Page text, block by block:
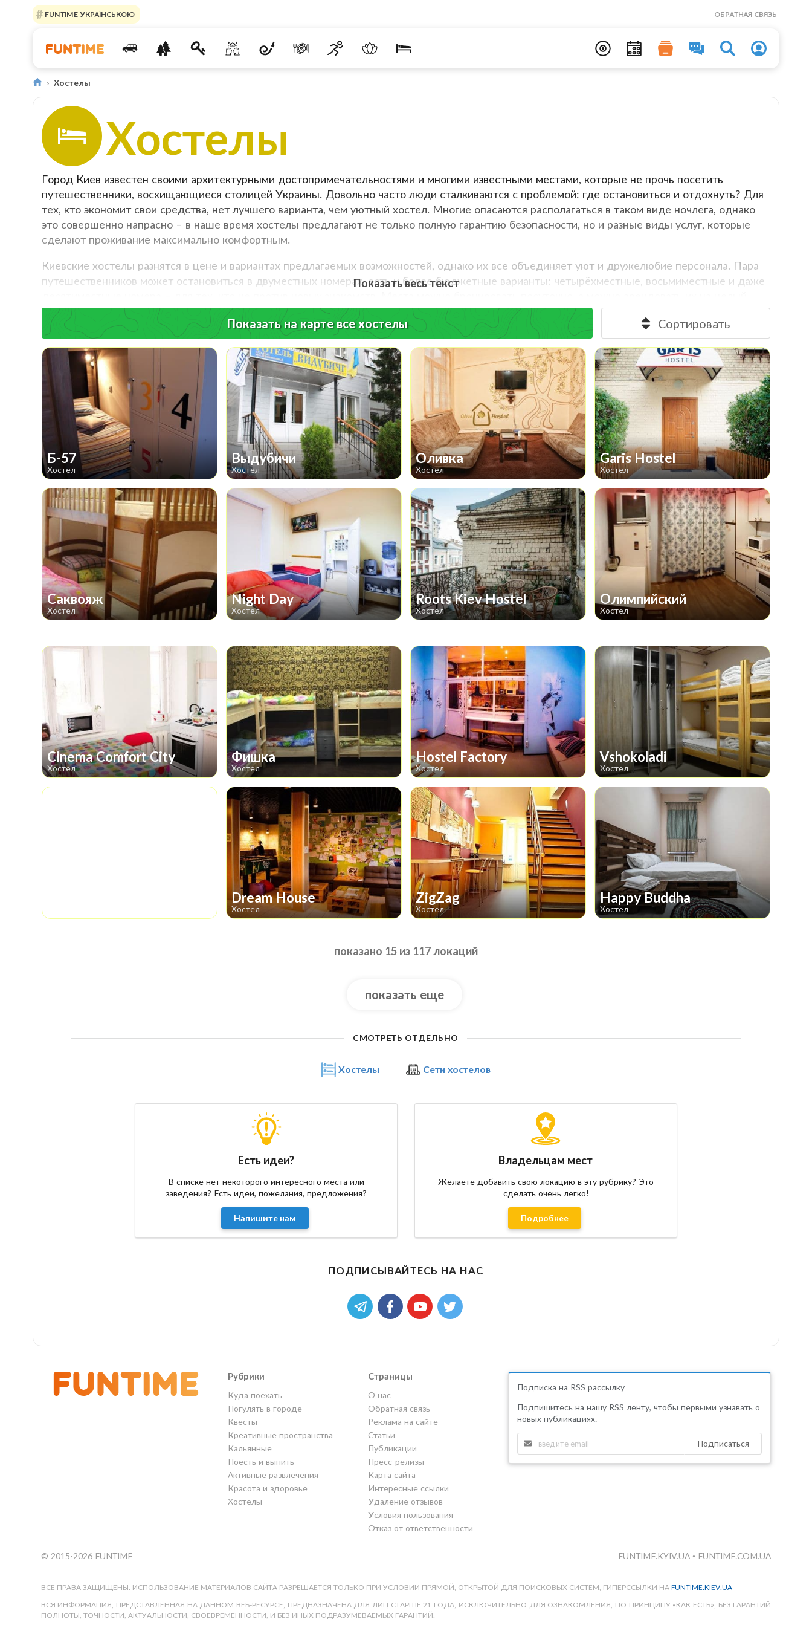
FUNTIME УКРАЇНСЬКОЮ ОБРАТНАЯ СВЯЗЬ
Хостелы
Хостелы
Город Киев известен своими архитектурными достопримечательностями и многими известными местами, которые не прочь посетить
путешественники, восхищающиеся столицей Украины. Довольно часто люди сталкиваются с проблемой: где остановиться и отдохнуть? Для
тех, кто экономит свои средства, нет лучшего варианта, чем уютный хостел. Многие опасаются располагаться в таком виде ночлега, однако
это совершенно напрасно – в наше время хостелы предлагают не только полную гарантию безопасности, но и разные виды услуг, которые
сделают проживание максимально комфортным.
Киевские хостелы разнятся в цене и вариантах предлагаемых возможностей, однако их все объединяет уют и дружелюбие персонала. Пара
путешественников может остановиться в двуместных номерах, есть и более бюджетные варианты: четырёхместные, восьмиместные и даже
месяц. Поскольку хостелов в Киеве довольно много, они располагаются в различных точках города – путник сам может выбрать, какая именно
часть столицы ему интересна, и выбрать хостел в соответствующем месте – чаще всего они располагаются в 15-30 минутах от наиболее
посещаемых мест. Наиболее популярными считаются хостелы, находящиеся в центре Киева. Спектр услуг, предлагаемых хостелами,
впечатляет: бесплатный Wi-Fi, бесплатный паркинг, общие полностью оборудованные кухни, близко расположенные ветки метро, отопление
и горячая вода, стиральная машина и многое другое.
Мы постараемся сделать выбор хостела легким и приятным – ведь место ночлега и отдыха становится частью самого путешествия! Хостел
может находиться в центре города или в более отдаленных уголках столицы – главное, это уют и хорошие условия проживания, которые
сделают любое путешествие незабываемым и полным впечатлений. Итак, в путь!
Показать весь текст
Показать на карте все хостелы Сортировать
Б-57
Хостел
Выдубичи
Хостел
Оливка
Хостел
Garis Hostel
Хостел
Саквояж
Хостел
Night Day
Хостел
Roots Kiev Hostel
Хостел
Олимпийский
Хостел
Cinema Comfort City
Хостел
Фишка
Хостел
Hostel Factory
Хостел
Vshokoladi
Хостел
Dream House
Хостел
ZigZag
Хостел
Happy Buddha
Хостел
показано 15 из 117 локаций
показать еще
СМОТРЕТЬ ОТДЕЛЬНО
Хостелы Сети хостелов
Есть идеи?
В списке нет некоторого интересного места или
заведения? Есть идеи, пожелания, предложения?
Напишите нам
Владельцам мест
Желаете добавить свою локацию в эту рубрику? Это
сделать очень легко!
Подробнее
ПОДПИСЫВАЙТЕСЬ НА НАС
Рубрики
Куда поехать
Погулять в городе
Квесты
Креативные пространства
Кальянные
Поесть и выпить
Активные развлечения
Красота и здоровье
Хостелы
Страницы
О нас
Обратная связь
Реклама на сайте
Статьи
Публикации
Пресс-релизы
Карта сайта
Интересные ссылки
Удаление отзывов
Условия пользования
Отказ от ответственности
Подписка на RSS рассылку
Подпишитесь на нашу RSS ленту, чтобы первыми узнавать о
новых публикациях.
Подписаться
© 2015-2026 FUNTIME FUNTIME.KYIV.UA • FUNTIME.COM.UA
ВСЕ ПРАВА ЗАЩИЩЕНЫ. ИСПОЛЬЗОВАНИЕ МАТЕРИАЛОВ САЙТА РАЗРЕШАЕТСЯ ТОЛЬКО ПРИ УСЛОВИИ ПРЯМОЙ, ОТКРЫТОЙ ДЛЯ ПОИСКОВЫХ СИСТЕМ, ГИПЕРССЫЛКИ НА FUNTIME.KIEV.UA
ВСЯ ИНФОРМАЦИЯ, ПРЕДСТАВЛЕННАЯ НА ДАННОМ ВЕБ-РЕСУРСЕ, ПРЕДНАЗНАЧЕНА ДЛЯ ЛИЦ СТАРШЕ 21 ГОДА, ИСКЛЮЧИТЕЛЬНО ДЛЯ ОЗНАКОМЛЕНИЯ, ПО ПРИНЦИПУ «КАК ЕСТЬ», БЕЗ ГАРАНТИЙ
ПОЛНОТЫ, ТОЧНОСТИ, АКТУАЛЬНОСТИ, СВОЕВРЕМЕННОСТИ, И БЕЗ ИНЫХ ПОДРАЗУМЕВАЕМЫХ ГАРАНТИЙ.